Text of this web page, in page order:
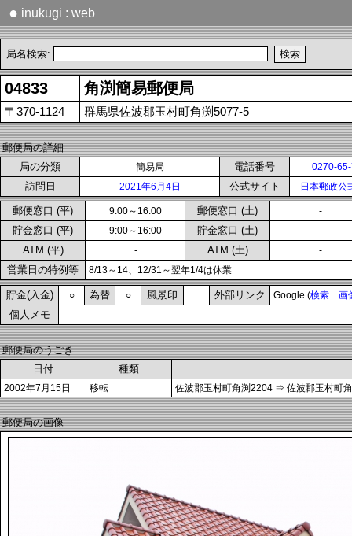
● inukugi : web
局名検索:
04833 角渕簡易郵便局
〒370-1124 群馬県佐波郡玉村町角渕5077-5
郵便局の詳細
局の分類
簡易局 電話番号 0270-
訪問日 2021年6月4日 公式サイト 日本郵政公
郵便窓口 (平) 9:00～16:00 郵便窓口 (土) -
貯金窓口 (平) 9:00～16:00 貯金窓口 (土) -
ATM (平) - ATM (土) -
営業日の特例等 8/13～14、12/31～翌年1/4は休業
貯金(入金) ○ 為替 ○ 風景印 外部リンク Google (検索 画
個人メモ
郵便局のうごき
日付
種類
2002年7月15日 移転 佐波郡玉村町角渕2204 ⇒ 佐波郡玉村町
郵便局の画像